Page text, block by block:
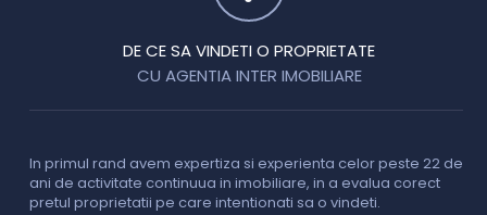
DE CE SA VINDETI O PROPRIETATE
CU AGENTIA INTER IMOBILIARE
In primul rand avem expertiza si experienta celor peste 22 de
ani de activitate continuua in imobiliare, in a evalua corect
pretul proprietatii pe care intentionati sa o vindeti.